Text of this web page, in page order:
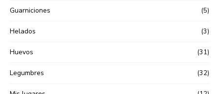
Guarniciones (5)
Helados (3)
Huevos (31)
Legumbres (32)